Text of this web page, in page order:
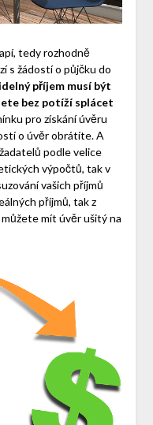
tedy rozhodně
s žádostí o půjčku do
příjem musí být
bez potíží splácet
pro získání úvěru
o úvěr obrátíte. A
podle velice
výpočtů, tak v
vašich příjmů
příjmů, tak z
mít úvěr ušitý na